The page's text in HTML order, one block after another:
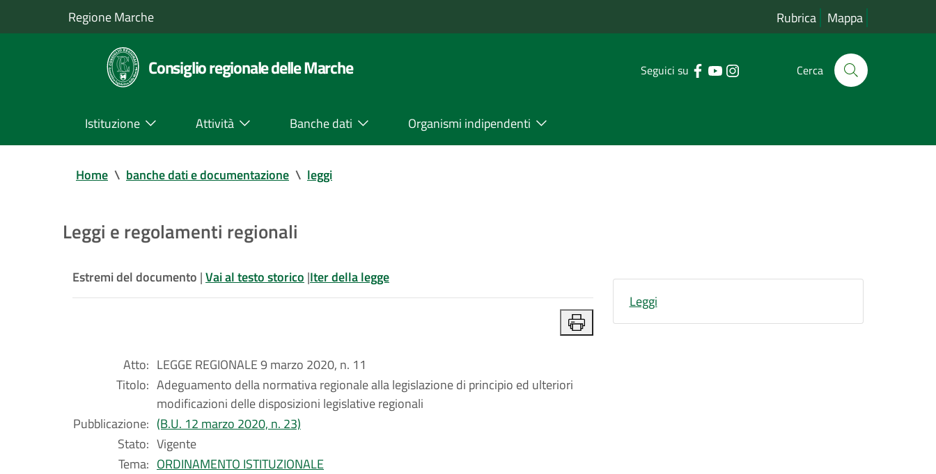
Regione Marche Rubrica Mappa
Consiglio regionale delle Marche Seguici su Cerca
Istituzione Attività Banche dati Organismi indipendenti
Home \ banche dati e documentazione \ leggi
Leggi e regolamenti regionali
Estremi del documento |Vai al testo storico |Iter della legge
Atto: LEGGE REGIONALE 9 marzo 2020, n. 11
Titolo: Adeguamento della normativa regionale alla legislazione di principio ed ulteriori
modificazioni delle disposizioni legislative regionali
Pubblicazione: (B.U. 12 marzo 2020, n. 23)
Stato: Vigente
Tema: ORDINAMENTO ISTITUZIONALE
Leggi